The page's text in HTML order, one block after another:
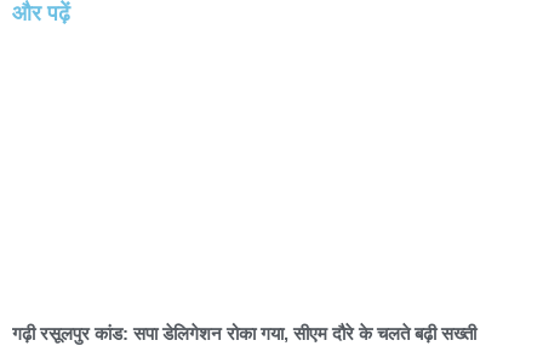
और पढ़ें
गढ़ी रसूलपुर कांड: सपा डेलिगेशन रोका गया, सीएम दौरे के चलते बढ़ी सख्ती